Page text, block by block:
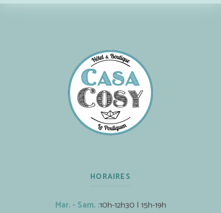
HORAIRES
Mar. - Sam. :10h-12h30 | 15h-19h